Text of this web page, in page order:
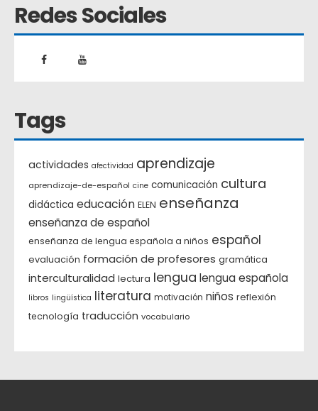
Redes Sociales
Tags
actividades afectividad aprendizaje
aprendizaje-de-español cine comunicación cultura
didáctica educación ELEN enseñanza
enseñanza de español
enseñanza de lengua española a niños español
evaluación formación de profesores gramática
interculturalidad lectura lengua lengua española
libros lingüística literatura motivación niños reflexión
tecnología traducción vocabulario